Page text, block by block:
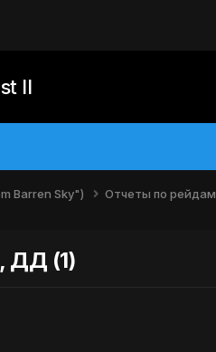
II
Barren Sky") Отчеты по рейдам
ДД (1)